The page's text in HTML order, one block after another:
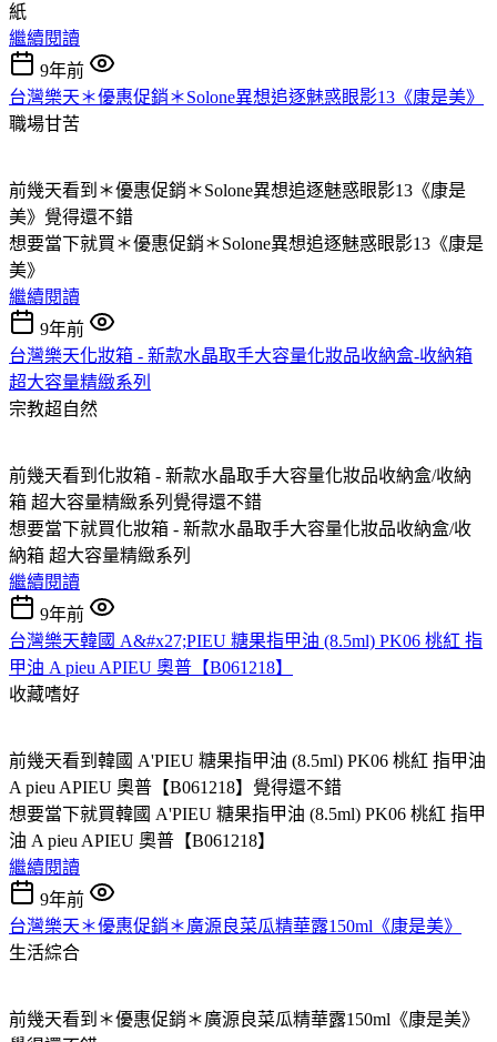
紙
繼續閱讀
9年前
台灣樂天＊優惠促銷＊Solone異想追逐魅惑眼影13《康是美》
職場甘苦
前幾天看到＊優惠促銷＊Solone異想追逐魅惑眼影13《康是
美》覺得還不錯
想要當下就買＊優惠促銷＊Solone異想追逐魅惑眼影13《康是
美》
繼續閱讀
9年前
台灣樂天化妝箱 - 新款水晶取手大容量化妝品收納盒-收納箱
超大容量精緻系列
宗教超自然
前幾天看到化妝箱 - 新款水晶取手大容量化妝品收納盒/收納
箱 超大容量精緻系列覺得還不錯
想要當下就買化妝箱 - 新款水晶取手大容量化妝品收納盒/收
納箱 超大容量精緻系列
繼續閱讀
9年前
台灣樂天韓國 A&#x27;PIEU 糖果指甲油 (8.5ml) PK06 桃紅 指
甲油 A pieu APIEU 奧普【B061218】
收藏嗜好
前幾天看到韓國 A'PIEU 糖果指甲油 (8.5ml) PK06 桃紅 指甲油
A pieu APIEU 奧普【B061218】覺得還不錯
想要當下就買韓國 A'PIEU 糖果指甲油 (8.5ml) PK06 桃紅 指甲
油 A pieu APIEU 奧普【B061218】
繼續閱讀
9年前
台灣樂天＊優惠促銷＊廣源良菜瓜精華露150ml《康是美》
生活綜合
前幾天看到＊優惠促銷＊廣源良菜瓜精華露150ml《康是美》